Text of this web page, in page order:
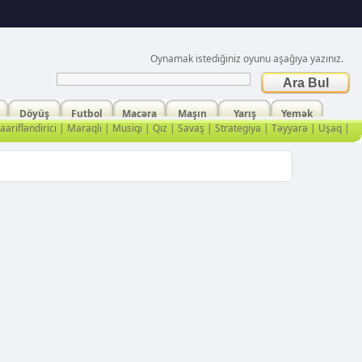
Oynamak istediğiniz oyunu aşağıya yazınız.
Döyüş Futbol Macəra Maşın Yarış
Yemək
| Maraqlı | Musiqi | Qız | Savaş | Strategiya | Təyyarə | Uşaq |